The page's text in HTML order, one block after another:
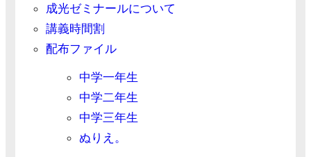
成光ゼミナールについて
講義時間割
配布ファイル
中学一年生
中学二年生
中学三年生
ぬりえ。